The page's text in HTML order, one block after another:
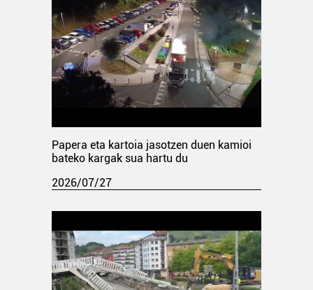
Papera eta kartoia jasotzen duen kamioi
bateko kargak sua hartu du
2026/07/27